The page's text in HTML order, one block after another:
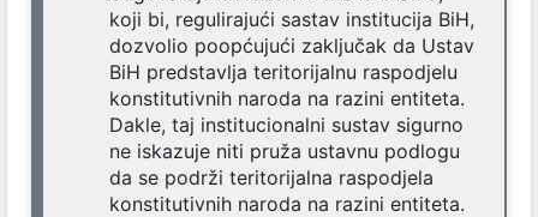
koji bi, regulirajući sastav institucija BiH,
dozvolio poopćujući zaključak da Ustav
BiH predstavlja teritorijalnu raspodjelu
konstitutivnih naroda na razini entiteta.
Dakle, taj institucionalni sustav sigurno
ne iskazuje niti pruža ustavnu podlogu
da se podrži teritorijalna raspodjela
konstitutivnih naroda na razini entiteta.